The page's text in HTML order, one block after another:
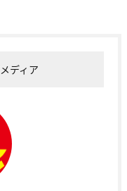
ディア